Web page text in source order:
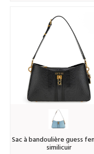
sac à bandoulière guess femme
similicuir